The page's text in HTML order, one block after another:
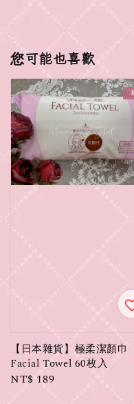
您可能也喜歡
【日本雜貨】極柔潔顏巾
Facial Towel 60枚入
Regular
NT$ 189